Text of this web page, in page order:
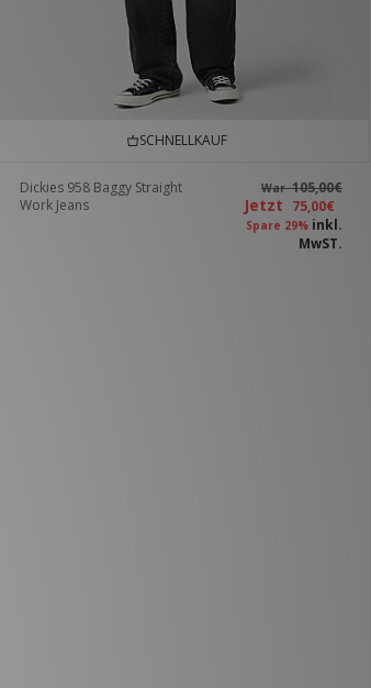
SCHNELLKAUF
Dickies 958 Baggy Straight
Work Jeans
War105,00€
Jetzt 75,00€
Spare 29% inkl.
MwST.